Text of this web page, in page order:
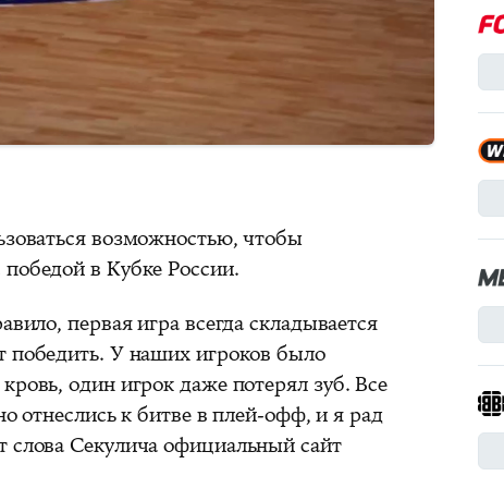
возможностью, чтобы
в Кубке России.
первая игра всегда складывается
победить. У наших игроков было
один игрок даже потерял зуб. Все
отнеслись к битве в плей-офф, и я рад
Секулича официальный сайт